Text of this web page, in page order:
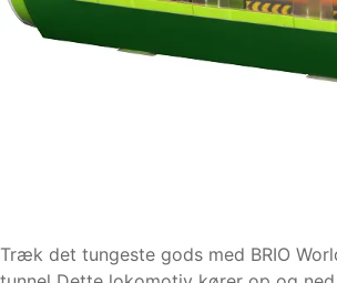
Træk det tungeste gods med BRIO